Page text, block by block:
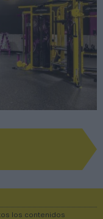
los contenidos